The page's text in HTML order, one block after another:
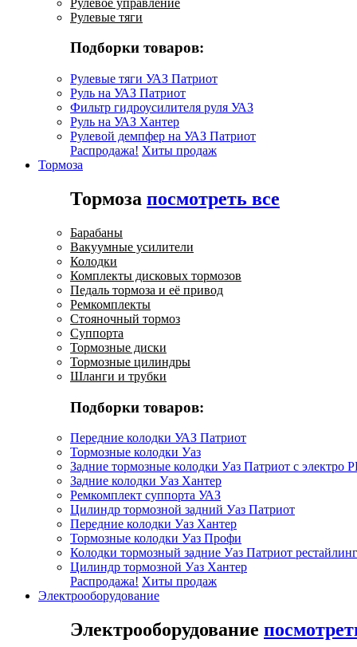
Рулевые тяги
Подборки товаров:
Рулевые тяги УАЗ Патриот
Руль на УАЗ Патриот
Фильтр гидроусилителя руля УАЗ
Руль на УАЗ Хантер
Рулевой демпфер на УАЗ Патриот
Распродажа! Хиты продаж
Тормоза
Тормоза посмотреть все
Барабаны
Вакуумные усилители
Колодки
Комплекты дисковых тормозов
Педаль тормоза и её привод
Ремкомплекты
Стояночный тормоз
Суппорта
Тормозные диски
Тормозные цилиндры
Шланги и трубки
Подборки товаров:
Передние колодки УАЗ Патриот
Тормозные колодки Уаз
Задние тормозные колодки Уаз Патриот с электро
Задние колодки Уаз Хантер
Ремкомплект суппорта УАЗ
Цилиндр тормозной задний Уаз Патриот
Передние колодки Уаз Хантер
Тормозные колодки Уаз Профи
Колодки тормозный задние Уаз Патриот
Цилиндр тормозной Уаз Хантер
Распродажа! Хиты продаж
Электрооборудование
Электрооборудование